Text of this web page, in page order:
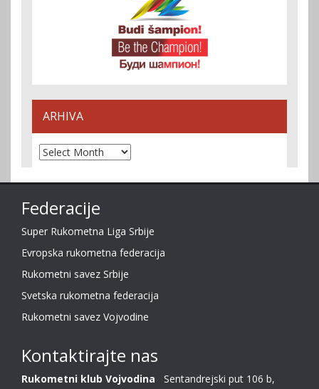
ARHIVA
Arhiva
Federacije
Super Rukometna Liga Srbije
Evropska rukometna federacija
Rukometni savez Srbije
Svetska rukometna federacija
Rukometni savez Vojvodine
Kontaktirajte nas
Rukometni klub Vojvodina Sentandrejski put 106 b,